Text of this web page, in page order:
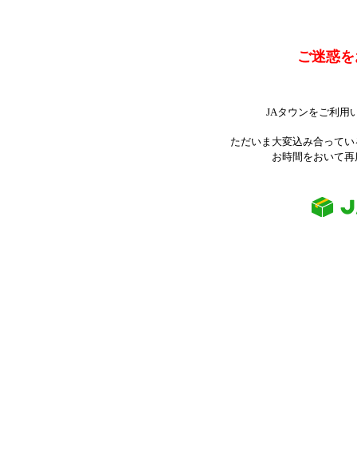
ご迷惑
JAタウンをご利用
ただいま大変込み合って
お時間をおいて